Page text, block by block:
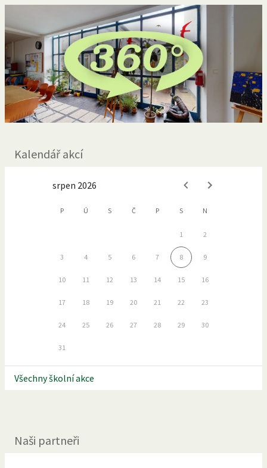
Kalendář akcí
srpen 2026
P Ú S Č P S N
1 2
3 4 5 6 7 8 9
10 11 12 13 14 15 16
17 18 19 20 21 22 23
24 25 26 27 28 29 30
31
Všechny školní akce
Naši partneři